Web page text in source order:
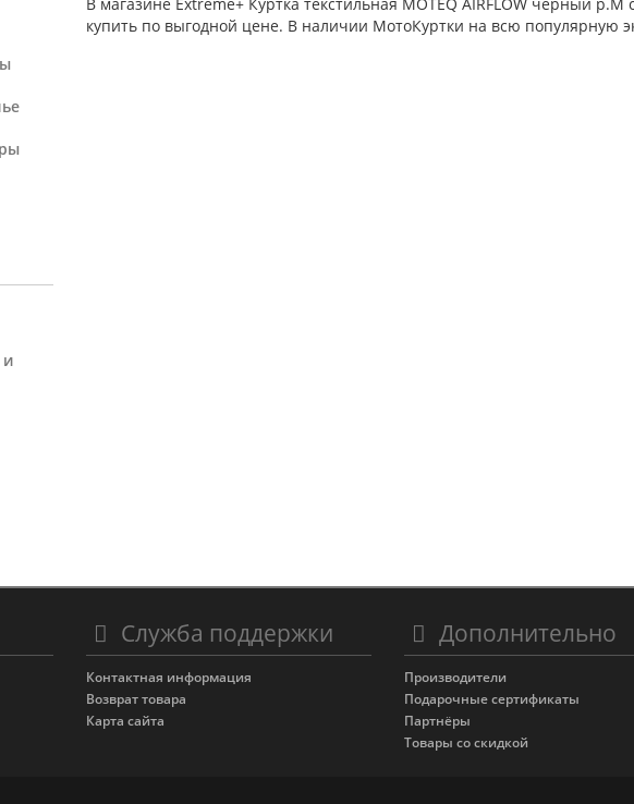
и
купить по выгодной цене. В наличии МотоКуртки на всю популярную
Служба поддержки
Контактная информация
Возврат товара
Карта сайта
Дополнительно
Производители
Подарочные сертификаты
Партнёры
Товары со скидкой